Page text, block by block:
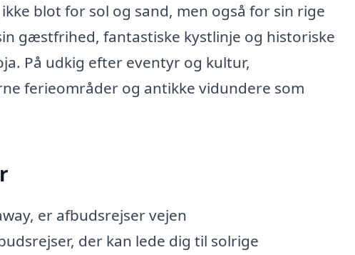
blot for sol og sand, men også for sin rige
gæstfrihed, fantastiske kystlinje og historiske
På udkig efter eventyr og kultur,
ferieområder og antikke vidundere som
er afbudsrejser vejen
der kan lede dig til solrige